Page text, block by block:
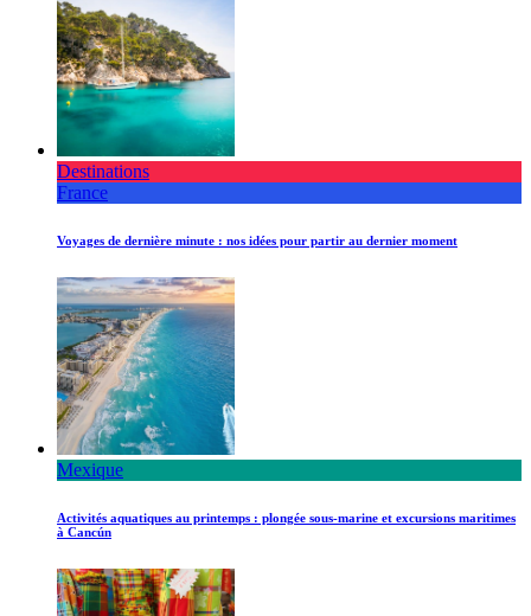
Destinations
France
Voyages de dernière minute : nos idées pour partir au dernier moment
Mexique
Activités aquatiques au printemps : plongée sous-marine et excursions maritimes
à Cancún